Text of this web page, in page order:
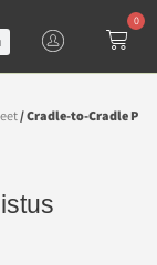
0
/ Cradle-to-Cradle P